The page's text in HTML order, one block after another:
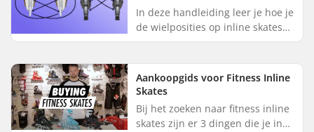
In deze handleiding leer je hoe je
de wielposities op inline skates
met 3 of 4 wielen kunt draaien.
doorgaans sneller...
Aankoopgids voor Fitness Inline
Skates
Bij het zoeken naar fitness inline
skates zijn er 3 dingen die je in